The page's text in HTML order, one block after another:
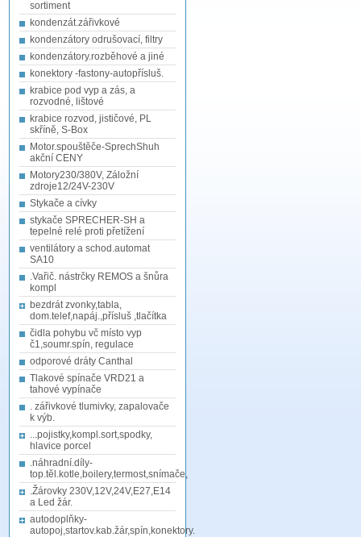
sortiment
kondenzát.zářivkové
kondenzátory odrušovací, filtry
kondenzátory.rozběhové a jiné
konektory -fastony-autopřísluš.
krabice pod vyp a zás, a
rozvodné, lištové
krabice rozvod, jističové, PL
skříně, S-Box
Motor.spouštěče-SprechShuh
akční CENY
Motory230/380V, Záložní
zdroje12/24V-230V
Stykače a cívky
stykače SPRECHER-SH a
tepelné relé proti přetížení
ventilátory a schod.automat
SA10
.Vařič. nástrčky REMOS a šnůra
kompl
bezdrát zvonky,tabla,
dom.telef,napáj.,přísluš ,tlačítka
čidla pohybu vč místo vyp
č1,soumr.spín, regulace
odporové dráty Canthal
Tlakové spínače VRD21 a
tahové vypínače
. zářivkové tlumivky, zapalovače
k výb.
...pojistky,kompl.sort,spodky,
hlavice porcel
.náhradní.díly-
top.těl.kotle,boilery,termost,snímače,
.Žárovky 230V,12V,24V,E27,E14
a Led žár.
autodoplňky-
autopoj,startov.kab.žár,spín,konektory.